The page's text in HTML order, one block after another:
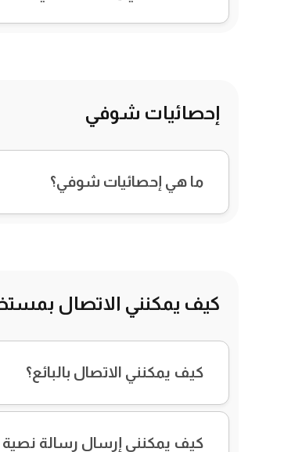
إحصائيات شوفي
ما هي إحصائيات شوفي؟
كيف يمكنني الاتصال
كيف يمكنني الاتصال بالبائع؟
كيف يمكنني إرسال رسالة نصية